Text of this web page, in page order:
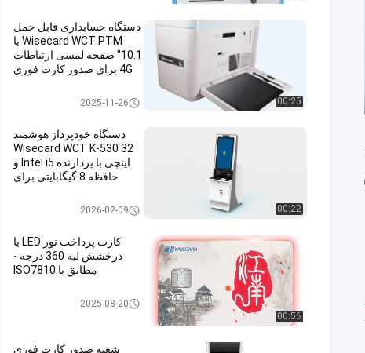
00:25
دستگاه حسابداری قابل حمل
Wisecard WCT PTM با
10.1" صفحه لمسی ارتباطات
4G برای صدور کارت فوری
کیوسک سلف سرویس2025-11-26
00:22
دستگاه خودپرداز هوشمند
Wisecard WCT K-530 32
اینچی با پردازنده Intel i5 و
حافظه 8 گیگابایتی برای
دستگاه تلفن هوشمند2026-02-09
00:56
کارت پرداخت نور LED با
درخشش لبه 360 درجه -
مطابق با ISO7810
2025-08-20
شعبه صدور کارت فوري